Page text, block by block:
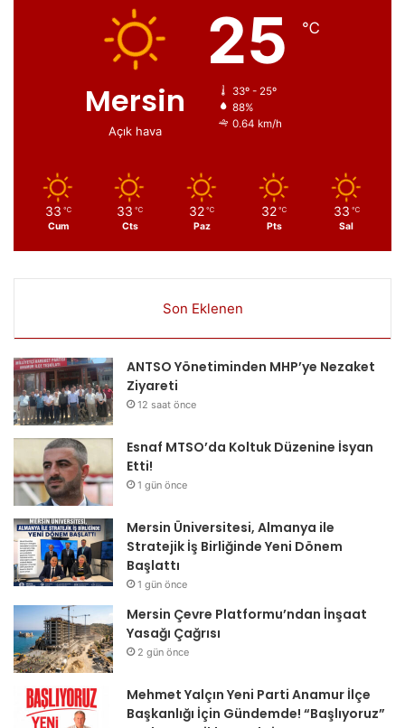
Mersin
Açık hava
25 ℃
33º - 25º
88%
0.64 km/h
33 ℃
Cum
33 ℃
Cts
32 ℃
Paz
32 ℃
Pts
33 ℃
Sal
Son Eklenen
ANTSO Yönetiminden MHP’ye Nezaket
Ziyareti
12 saat önce
Esnaf MTSO’da Koltuk Düzenine İsyan
Etti!
1 gün önce
Mersin Üniversitesi, Almanya ile
Stratejik İş Birliğinde Yeni Dönem
Başlattı
1 gün önce
Mersin Çevre Platformu’ndan İnşaat
Yasağı Çağrısı
2 gün önce
Mehmet Yalçın Yeni Parti Anamur İlçe
Başkanlığı İçin Gündemde! “Başlıyoruz”